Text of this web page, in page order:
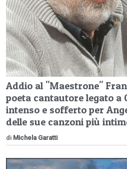
Addio al "Maestrone"
poeta cantautore legato a
intenso e sofferto per
delle sue canzoni più
di Michela Garatti